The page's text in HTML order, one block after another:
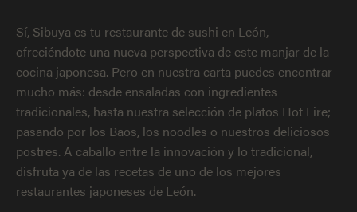
Sí, Sibuya es tu restaurante de sushi en León,
ofreciéndote una nueva perspectiva de este manjar de la
cocina japonesa. Pero en nuestra carta puedes encontrar
mucho más: desde ensaladas con ingredientes
tradicionales, hasta nuestra selección de platos Hot Fire;
pasando por los Baos, los noodles o nuestros deliciosos
postres. A caballo entre la innovación y lo tradicional,
disfruta ya de las recetas de uno de los mejores
restaurantes japoneses de León.